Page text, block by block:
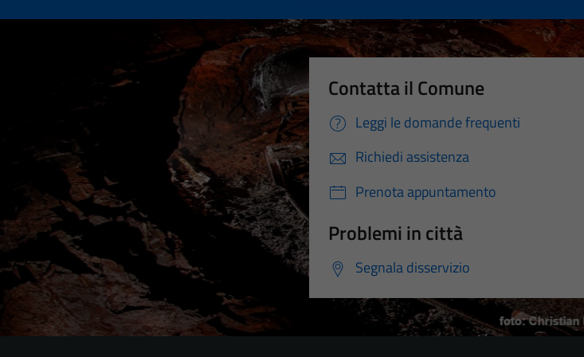
Contatta il Comune
Leggi le domande frequenti
Richiedi assistenza
Prenota appuntamento
Problemi in città
Segnala disservizio